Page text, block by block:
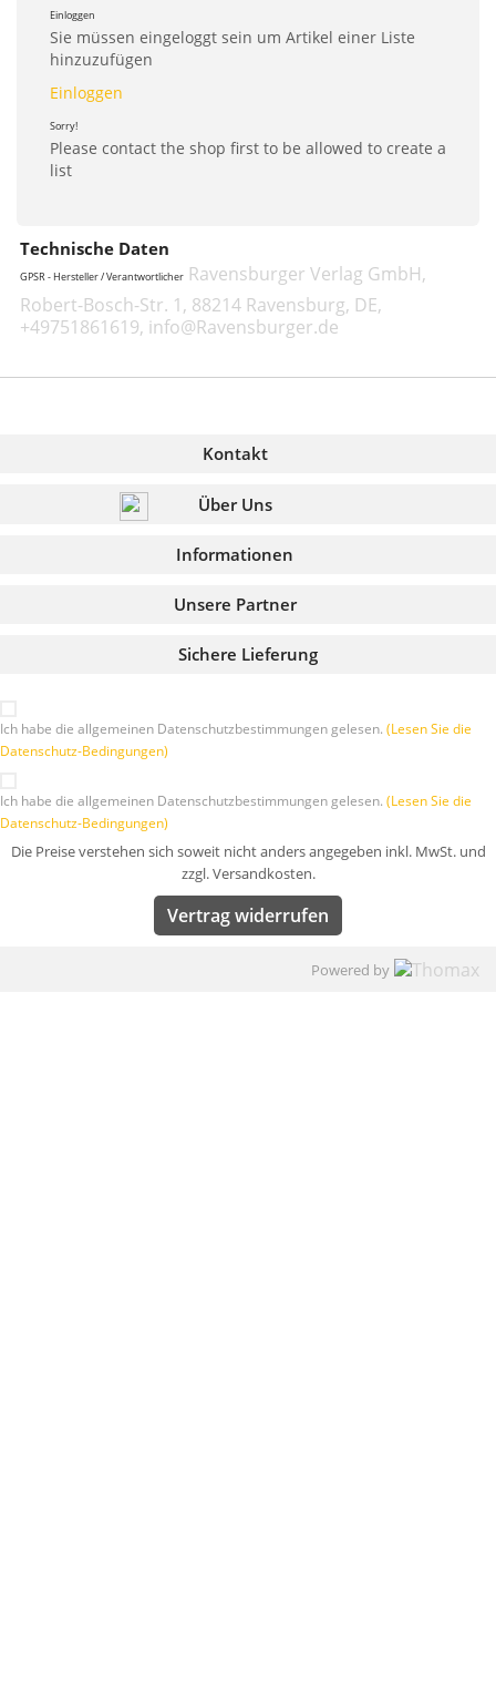
Einloggen
Sie müssen eingeloggt sein um Artikel einer Liste
hinzuzufügen
Einloggen
Sorry!
Please contact the shop first to be allowed to create a
list
Technische Daten
GPSR - Hersteller / Verantwortlicher Ravensburger Verlag GmbH,
Robert-Bosch-Str. 1, 88214 Ravensburg, DE,
+49751861619, info@Ravensburger.de
Kontakt
Über Uns
Informationen
Sichere Lieferung
Unsere Partner
Ich habe die allgemeinen Datenschutzbestimmungen gelesen. (Lesen Sie die
Datenschutz-Bedingungen)
Ich habe die allgemeinen Datenschutzbestimmungen gelesen. (Lesen Sie die
Datenschutz-Bedingungen)
Die Preise verstehen sich soweit nicht anders angegeben inkl. MwSt. und
zzgl. Versandkosten.
Vertrag widerrufen
Powered by